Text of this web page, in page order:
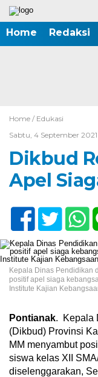
Home Redaksi
Home / Edukasi
Sabtu, 4 September 2021
Dikbud
Apel
Kepala Dinas Pendidikan
positif apel siaga
Institute Kajian
Pontianak. Kepala
(Dikbud) Provinsi
MM menyambut
siswa kelas XII
diselenggarakan,